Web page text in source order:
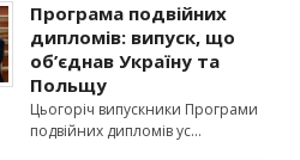
Програма подвійних
дипломів: випуск, що
об’єднав Україну та
Польщу
Цьогоріч випускники Програми
подвійних дипломів ус